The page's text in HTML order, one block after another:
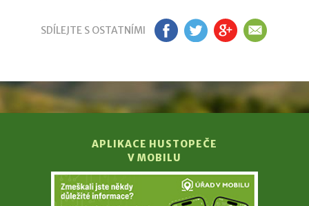
SDÍLEJTE S OSTATNÍMI FB TW GP EM
APLIKACE HUSTOPEČE
V MOBILU